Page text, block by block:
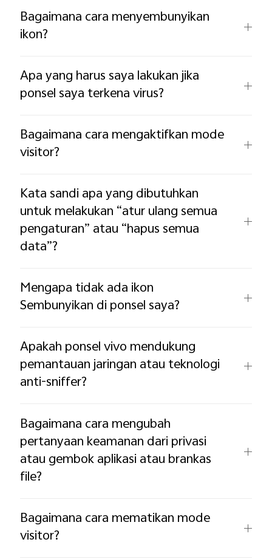
Bagaimana cara menyembunyikan
ikon?
Apa yang harus saya lakukan jika
ponsel saya terkena virus?
Bagaimana cara mengaktifkan mode
visitor?
Kata sandi apa yang dibutuhkan
untuk melakukan “atur ulang semua
pengaturan” atau “hapus semua
data”?
Mengapa tidak ada ikon
Sembunyikan di ponsel saya?
Apakah ponsel vivo mendukung
pemantauan jaringan atau teknologi
anti-sniffer?
Bagaimana cara mengubah
pertanyaan keamanan dari privasi
atau gembok aplikasi atau brankas
file?
Bagaimana cara mematikan mode
visitor?